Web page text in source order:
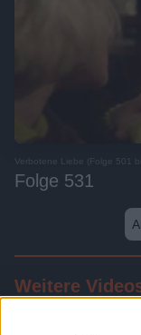
Verbotene Liebe (Folge 501
Folge 531
Weitere